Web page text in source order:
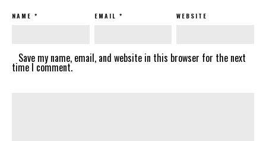
NAME * EMAIL * WEBSITE
Save my name, email, and website in this browser for the next
time I comment.